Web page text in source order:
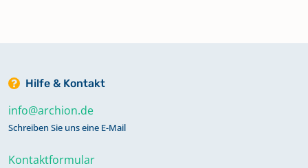
Hilfe & Kontakt
info@archion.de
Schreiben Sie uns eine E-Mail
Kontaktformular